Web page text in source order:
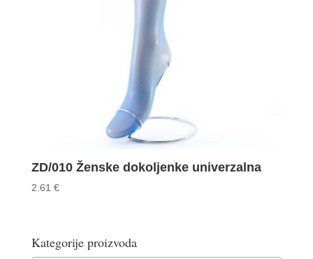
ZD/010 Ženske dokoljenke univerzalna
2.61 €
Kategorije proizvoda